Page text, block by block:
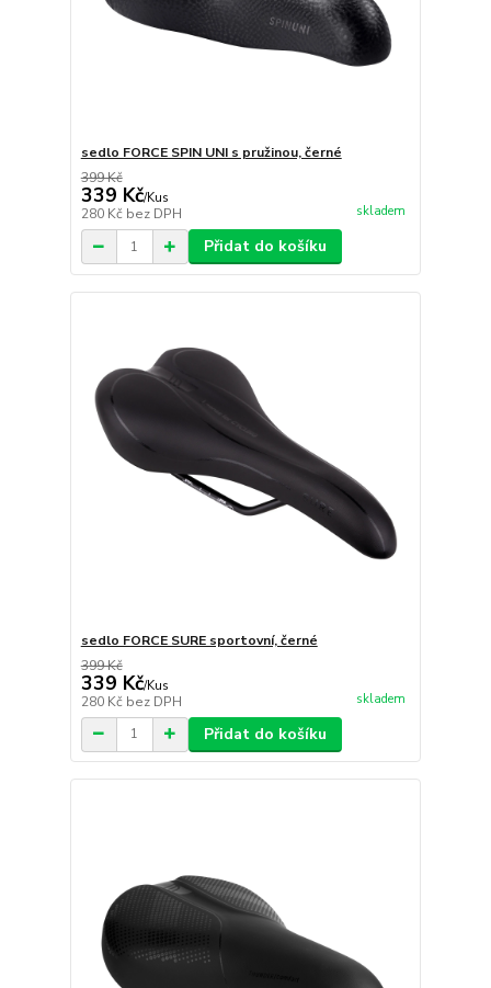
sedlo FORCE SPIN UNI s pružinou, černé
399 Kč
339 Kč/Kus
280 Kč bez DPH skladem
Přidat do košíku
sedlo FORCE SURE sportovní, černé
399 Kč
339 Kč/Kus
280 Kč bez DPH skladem
Přidat do košíku